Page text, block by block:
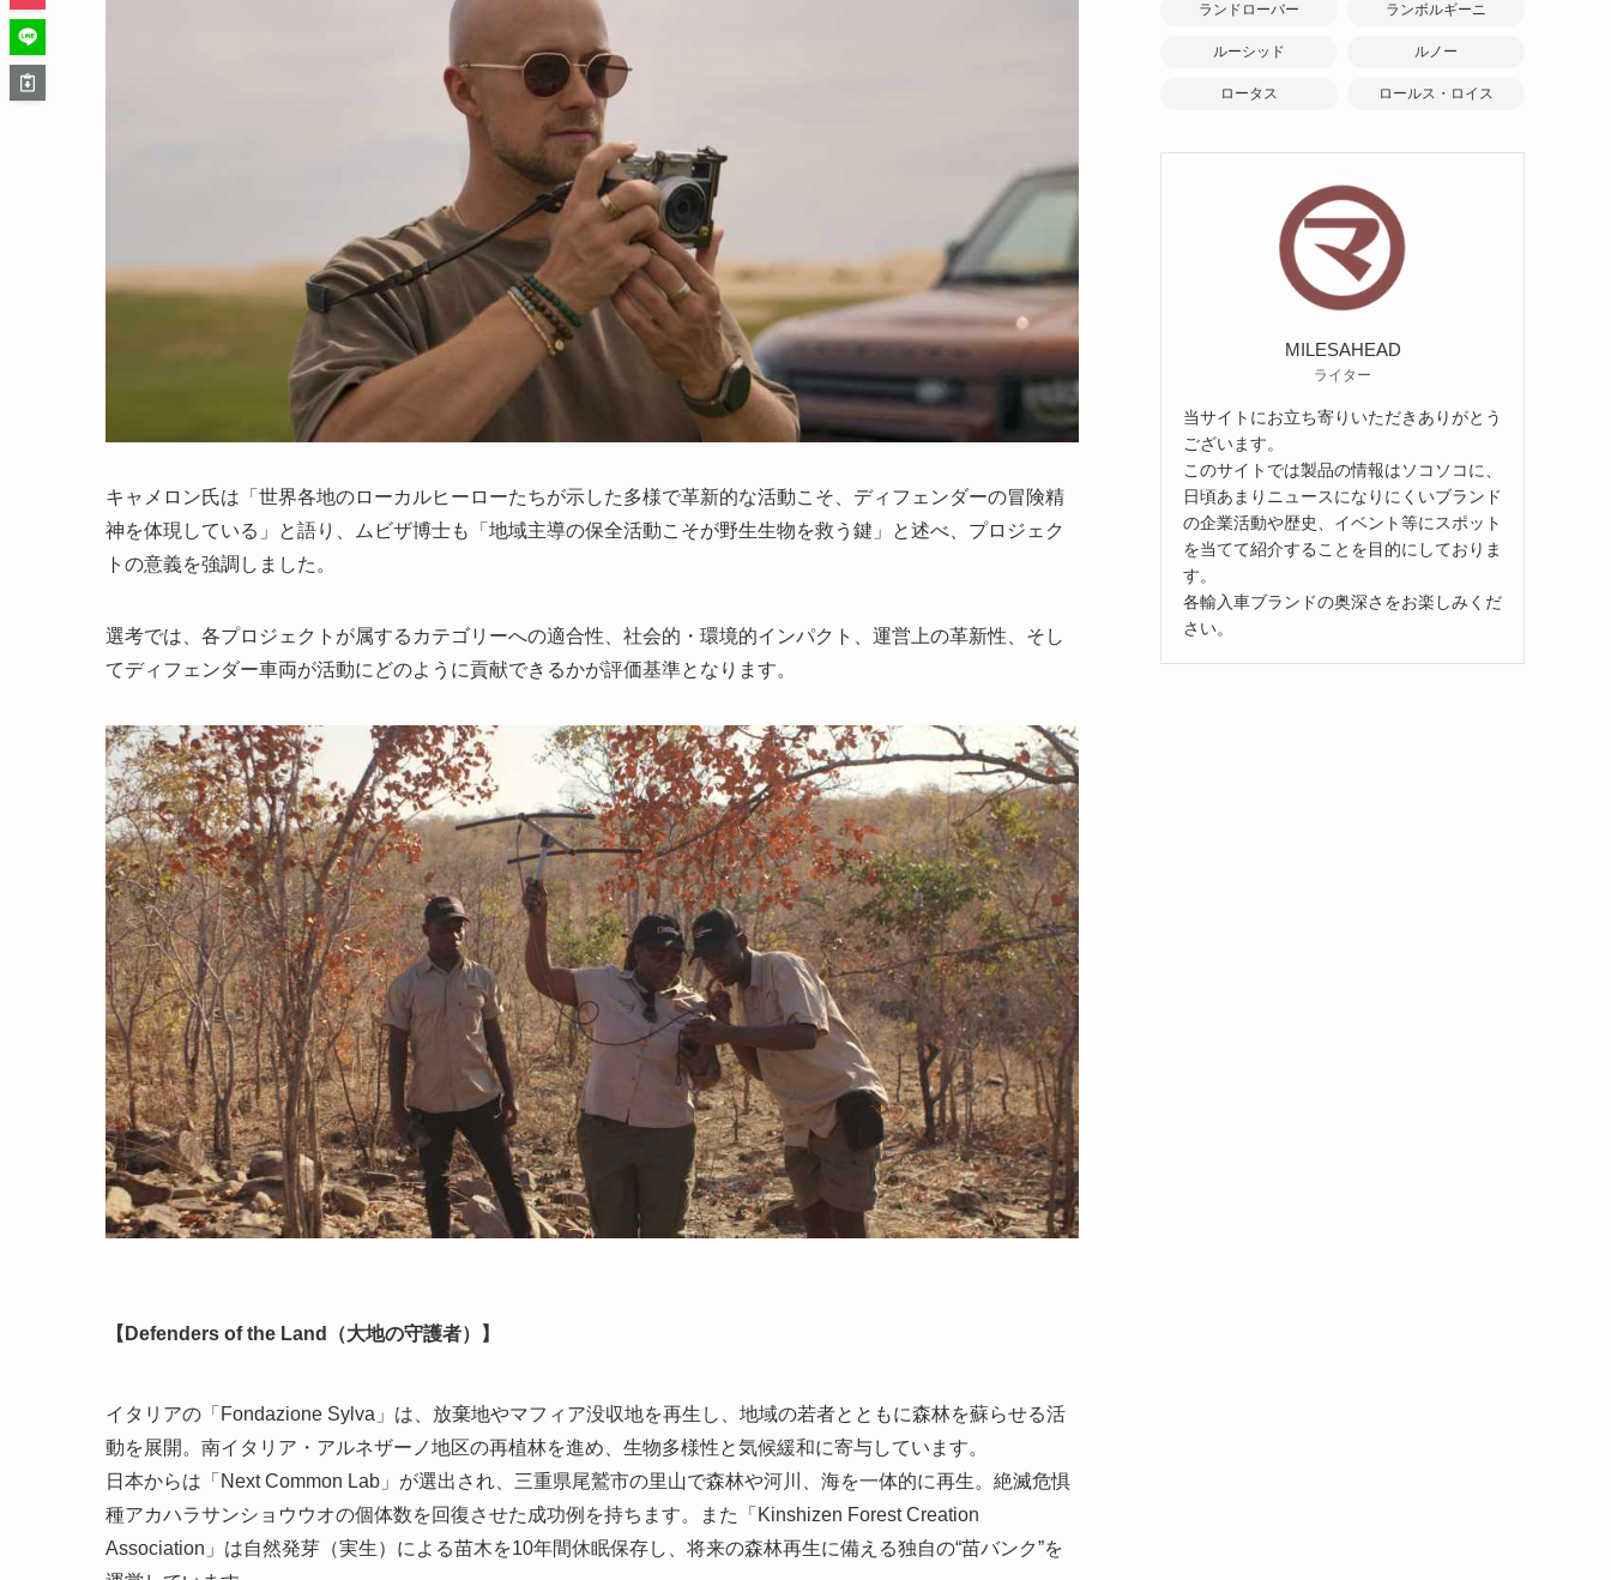
キャメロン氏は「世界各地のローカルヒーローたちが示した多様で革新的な活動こそ、ディフェンダーの冒険精
神を体現している」と語り、ムビザ博士も「地域主導の保全活動こそが野生生物を救う鍵」と述べ、プロジェク
トの意義を強調しました。
選考では、各プロジェクトが属するカテゴリーへの適合性、社会的・環境的インパクト、運営上の革新性、そし
てディフェンダー車両が活動にどのように貢献できるかが評価基準となります。
【Defenders of the Land（大地の守護者）】
イタリアの「Fondazione Sylva」は、放棄地やマフィア没収地を再生し、地域の若者とともに森林を蘇らせる活
動を展開。南イタリア・アルネザーノ地区の再植林を進め、生物多様性と気候緩和に寄与しています。
日本からは「Next Common Lab」が選出され、三重県尾鷲市の里山で森林や河川、海を一体的に再生。絶滅危惧
種アカハラサンショウウオの個体数を回復させた成功例を持ちます。また「Kinshizen Forest Creation
Association」は自然発芽（実生）による苗木を10年間休眠保存し、将来の森林再生に備える独自の“苗バンク”を
ランドローバー ランボルギーニ
ルーシッド ルノー
ロータス ロールス・ロイス
MILESAHEAD
ライター
当サイトにお立ち寄りいただきありがとう
ございます。
このサイトでは製品の情報はソコソコに、
日頃あまりニュースになりにくいブランド
の企業活動や歴史、イベント等にスポット
を当てて紹介することを目的にしておりま
す。
各輸入車ブランドの奥深さをお楽しみくだ
さい。